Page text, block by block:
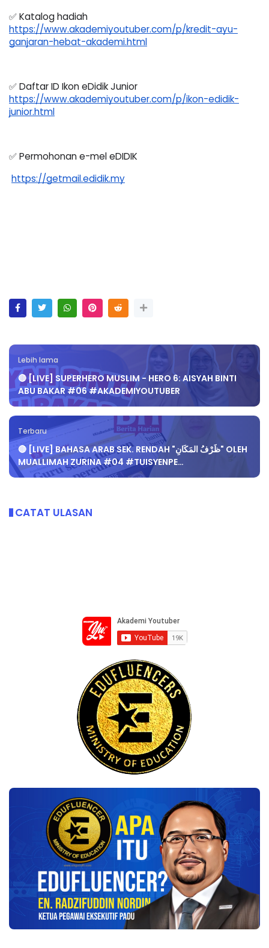
https://www.akademiyoutuber.com/p/kredit-ayu-
ganjaran-hebat-akademi.html
https://www.akademiyoutuber.com/p/ikon-edidik-
junior.html
✅ Permohonan e-mel eDIDIK
https://getmail.edidik.my
Lebih lama
🔴 [LIVE] SUPERHERO MUSLIM - HERO 6: AISYAH BINTI
ABU BAKAR #06 #AKADEMIYOUTUBER
Terbaru
🔴 [LIVE] BAHASA ARAB SEK. RENDAH "ظَرْفُ المَكَانِ" OLEH
MUALLIMAH ZURINA #04 #TUISYENPE…
CATAT ULASAN